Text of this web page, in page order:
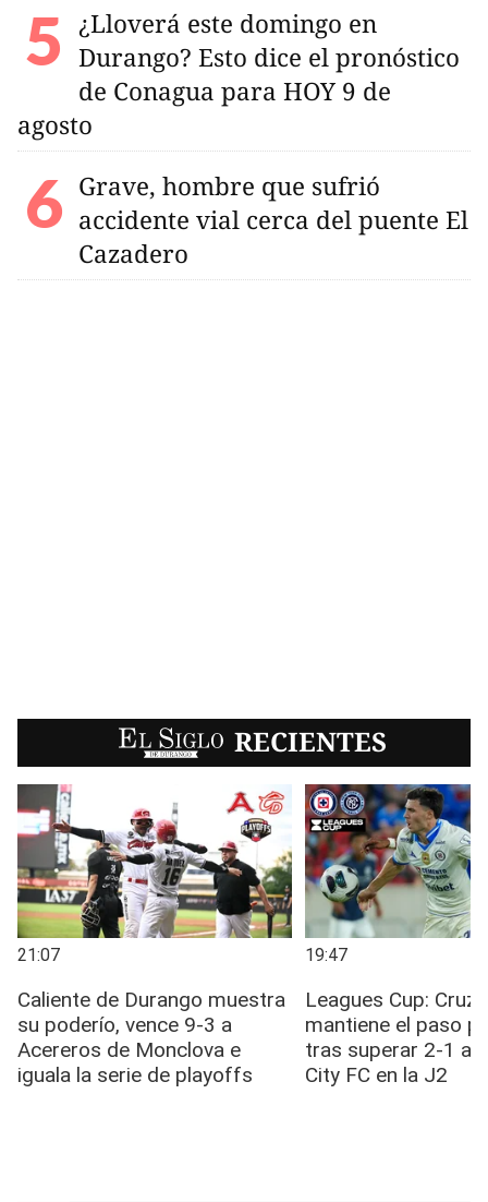
¿Lloverá este domingo en
Durango? Esto dice el pronóstico
de Conagua para HOY 9 de
agosto
Grave, hombre que sufrió
accidente vial cerca del puente El
Cazadero
EL SIGLO RECIENTES